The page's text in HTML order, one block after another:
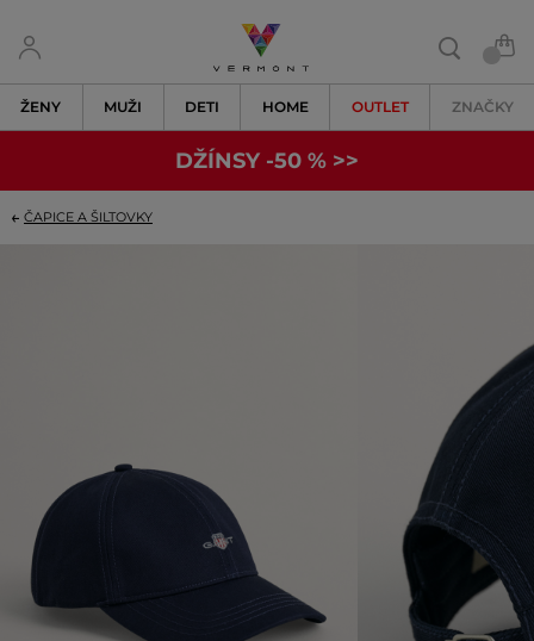
ŽENY MUŽI DETI HOME OUTLET ZNAČKY
DŽÍNSY -50 % >>
ČAPICE A ŠILTOVKY